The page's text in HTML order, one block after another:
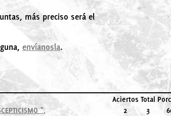
más preciso será el
envíanosla.
Aciertos Total
". 2 3